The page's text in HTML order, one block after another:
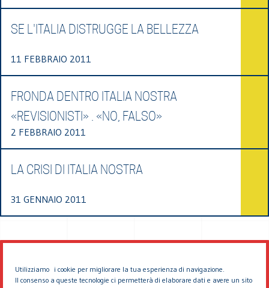
Utilizziamo i cookie per migliorare la tua esperienza di navigazione.
Il consenso a queste tecnologie ci permetterà di elaborare dati e avere un sito
SE L'ITALIA DISTRUGGE LA BELLEZZA
11 FEBBRAIO 2011
FRONDA DENTRO ITALIA NOSTRA
«REVISIONISTI» . «NO, FALSO»
2 FEBBRAIO 2011
LA CRISI DI ITALIA NOSTRA
31 GENNAIO 2011